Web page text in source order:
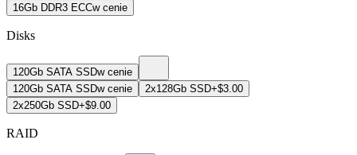
16Gb DDR3 ECCw cenie
Disks
120Gb SATA SSDw cenie
120Gb SATA SSDw cenie 2x128Gb SSD+$3.00
2x250Gb SSD+$9.00
RAID